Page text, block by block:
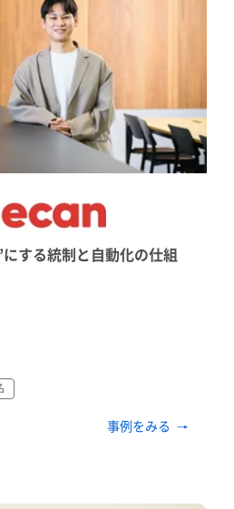
する統制と自動化の仕組
事例をみる